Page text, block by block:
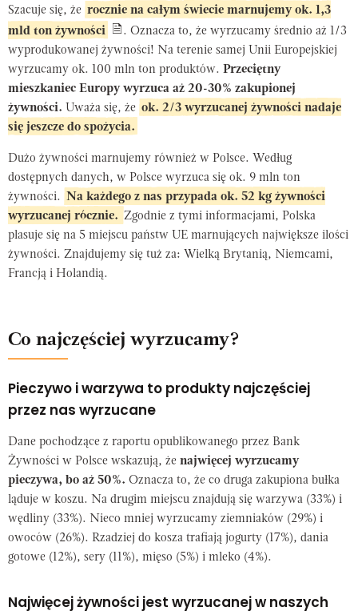
Szacuje się, że rocznie na całym świecie marnujemy ok. 1,3
mld ton żywności
. Oznacza to, że wyrzucamy średnio aż 1/3
wyprodukowanej żywności! Na terenie samej Unii Europejskiej
wyrzucamy ok. 100 mln ton produktów. Przeciętny
mieszkaniec Europy wyrzuca aż 20-30% zakupionej
żywności. Uważa się, że ok. 2/3 wyrzucanej żywności nadaje
się jeszcze do spożycia.
Dużo żywności marnujemy również w Polsce. Według
dostępnych danych, w Polsce wyrzuca się ok. 9 mln ton
żywności. Na każdego z nas przypada ok. 52 kg żywności
wyrzucanej rócznie. Zgodnie z tymi informacjami, Polska
plasuje się na 5 miejscu państw UE marnujących największe ilości
żywności. Znajdujemy się tuż za: Wielką Brytanią, Niemcami,
Francją i Holandią.
Co najczęściej wyrzucamy?
Pieczywo i warzywa to produkty najczęściej
przez nas wyrzucane
Dane pochodzące z raportu opublikowanego przez Bank
Żywności w Polsce wskazują, że najwięcej wyrzucamy
pieczywa, bo aż 50%. Oznacza to, że co druga zakupiona bułka
ląduje w koszu. Na drugim miejscu znajdują się warzywa (33%) i
wędliny (33%). Nieco mniej wyrzucamy ziemniaków (29%) i
owoców (26%). Rzadziej do kosza trafiają jogurty (17%), dania
gotowe (12%), sery (11%), mięso (5%) i mleko (4%).
Najwięcej żywności jest wyrzucanej w naszych